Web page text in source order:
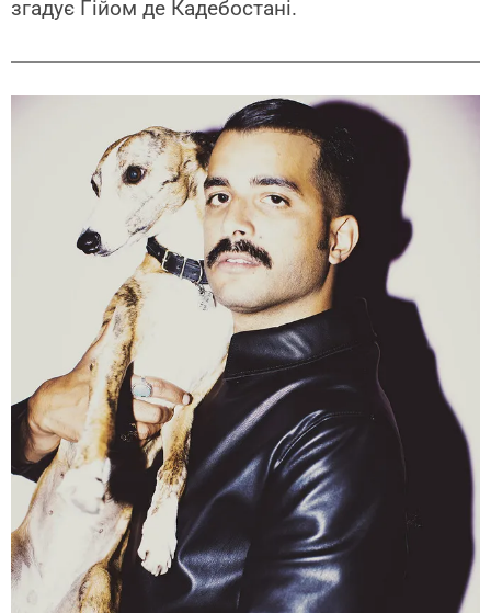
згадує Гійом де Кадебостані.